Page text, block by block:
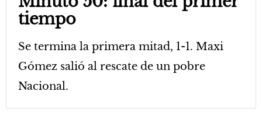
tiempo
Se termina la primera mitad, 1-1. Maxi
Gómez salió al rescate de un pobre
Nacional.